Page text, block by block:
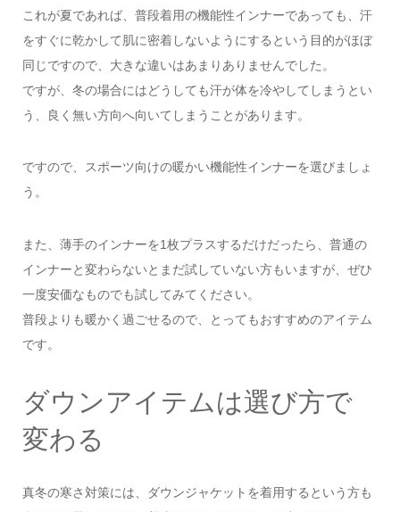
これが夏であれば、普段着用の機能性インナーであっても、汗
をすぐに乾かして肌に密着しないようにするという目的がほぼ
同じですので、大きな違いはあまりありませんでした。
ですが、冬の場合にはどうしても汗が体を冷やしてしまうとい
う、良く無い方向へ向いてしまうことがあります。
ですので、スポーツ向けの暖かい機能性インナーを選びましょ
う。
また、薄手のインナーを1枚プラスするだけだったら、普通の
インナーと変わらないとまだ試していない方もいますが、ぜひ
一度安価なものでも試してみてください。
普段よりも暖かく過ごせるので、とってもおすすめのアイテム
です。
ダウンアイテムは選び方で
変わる
真冬の寒さ対策には、ダウンジャケットを着用するという方も